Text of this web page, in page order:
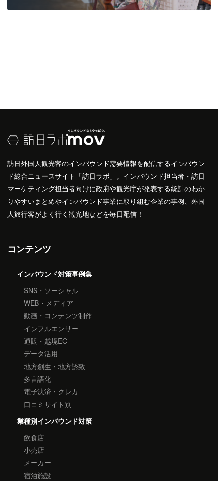
訪日外国人観光客のインバウンド需要情報を配信するインバウン
ド総合ニュースサイト「訪日ラボ」。インバウンド担当者・訪日
マーケティング担当者向けに政府や観光庁が発表する統計のわか
りやすいまとめやインバウンド事業に取り組む企業の事例、外国
人旅行客がよく行く観光地などを毎日配信！
コンテンツ
インバウンド対策事例集
SNS・ソーシャル
WEB・メディア
動画・コンテンツ制作
インフルエンサー
通販・越境EC
データ活用
地方創生・地方誘致
多言語化
電子決済・クレカ
口コミサイト別
業種別インバウンド対策
飲食店
小売店
メーカー
宿泊施設